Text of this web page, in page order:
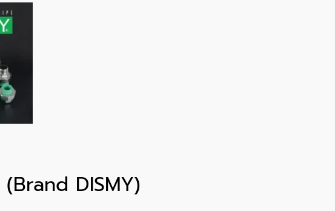
DISMY)